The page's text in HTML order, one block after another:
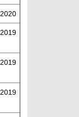
2020
2019
2019
2019